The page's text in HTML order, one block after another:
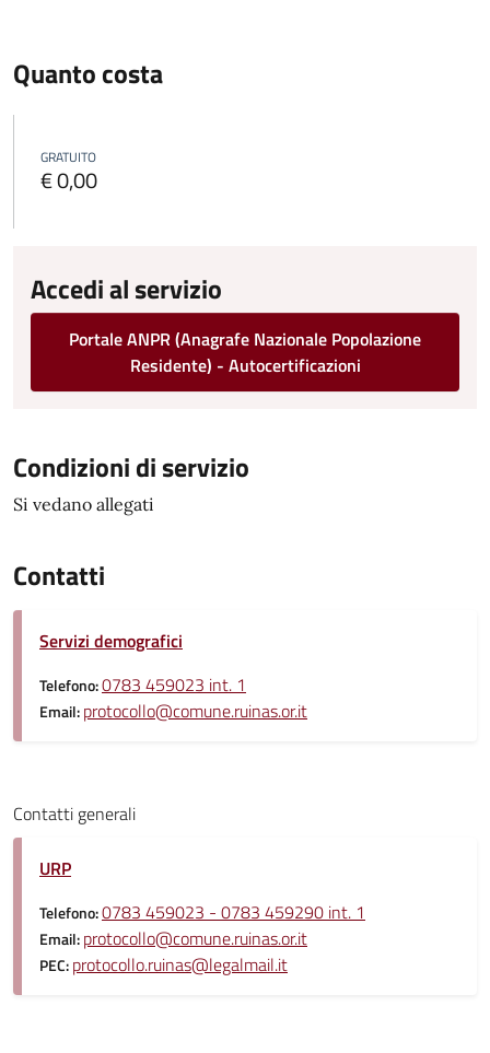
Quanto costa
GRATUITO
€ 0,00
Accedi al servizio
Portale ANPR (Anagrafe Nazionale Popolazione
Residente) - Autocertificazioni
Condizioni di servizio
Si vedano allegati
Contatti
Servizi demografici
Telefono:0783 459023 int. 1
Email:protocollo@comune.ruinas.or.it
Contatti generali
URP
Telefono:0783 459023 - 0783 459290 int. 1
Email:protocollo@comune.ruinas.or.it
PEC:protocollo.ruinas@legalmail.it